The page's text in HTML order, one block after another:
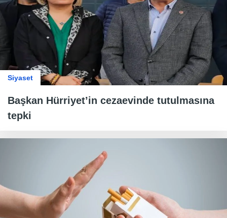
Siyaset
Başkan Hürriyet’in cezaevinde tutulmasına
tepki